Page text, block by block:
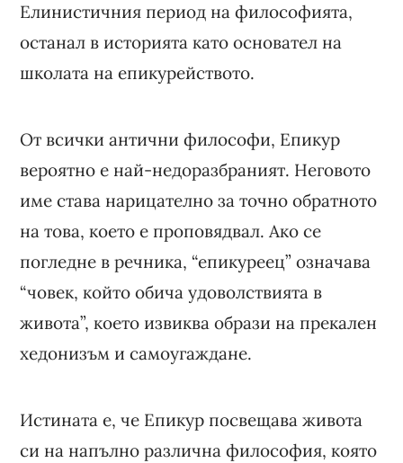
Елинистичния период на философията,
останал в историята като основател на
школата на епикурейството.
От всички антични философи, Епикур
вероятно е най-недоразбраният. Неговото
име става нарицателно за точно обратното
на това, което е проповядвал. Ако се
погледне в речника, “епикуреец” означава
“човек, който обича удоволствията в
живота”, което извиква образи на прекален
хедонизъм и самоугаждане.
Истината е, че Епикур посвещава живота
си на напълно различна философия, която